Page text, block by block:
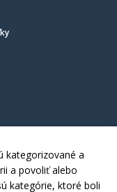
kategorizované a
a povoliť alebo
kategórie, ktoré boli